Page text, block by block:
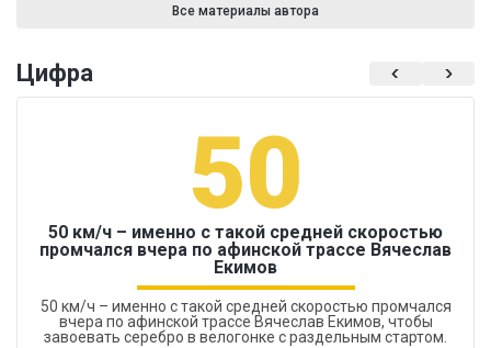
Все материалы автора
Цифра
50
50 км/ч – именно с такой средней скоростью
промчался вчера по афинской трассе Вячеслав
Екимов
50 км/ч – именно с такой средней скоростью промчался
вчера по афинской трассе Вячеслав Екимов, чтобы
завоевать серебро в велогонке с раздельным стартом.